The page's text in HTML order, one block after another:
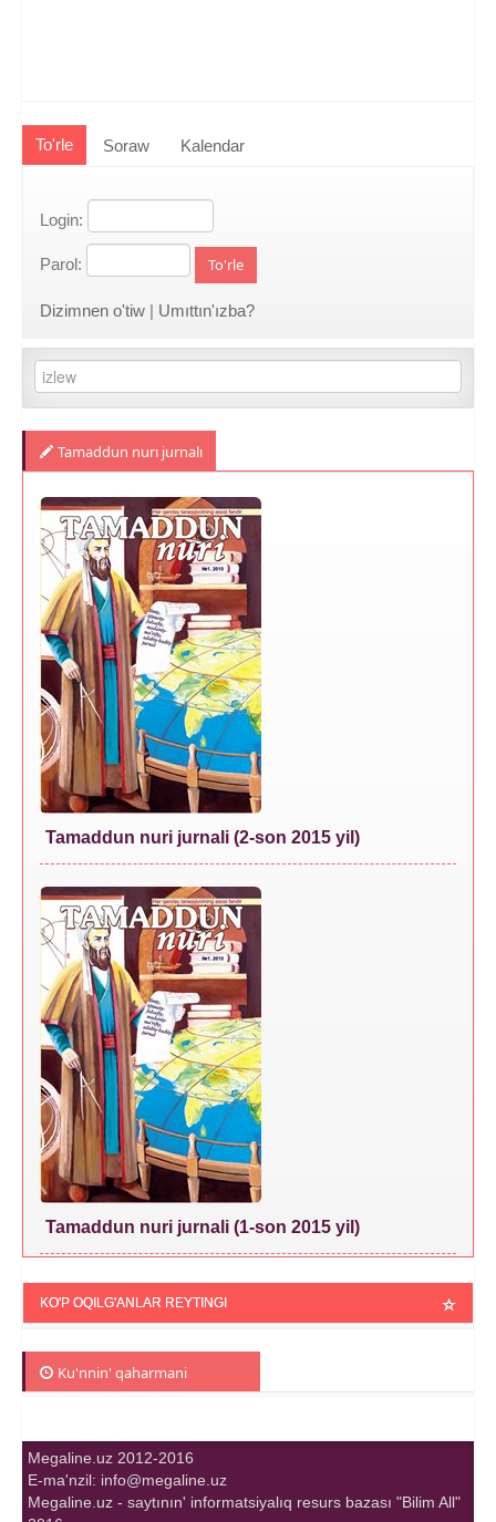
To'rle Soraw Kalendar
Login:
Parol: To'rle
Dizimnen o'tiw | Umıttın'ızba?
Tamaddun nurı jurnalı
Tamaddun nuri jurnali (2-son 2015 yil)
Tamaddun nuri jurnali (1-son 2015 yil)
KO'P OQILG'ANLAR REYTINGI
Ku'nnin' qaharmani
Megaline.uz 2012-2016
E-ma'nzil: info@megaline.uz
Megaline.uz - saytının' informatsiyalıq resurs bazası "Bilim All"